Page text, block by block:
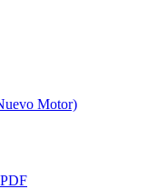
Motor)